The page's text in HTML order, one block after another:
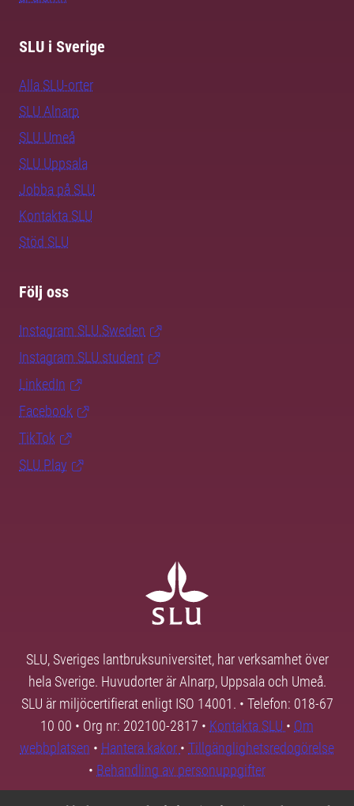
SLU i Sverige
Alla SLU-orter
SLU Alnarp
SLU Umeå
SLU Uppsala
Jobba på SLU
Kontakta SLU
Stöd SLU
Följ oss
Instagram SLU.Sweden
Instagram SLU.student
LinkedIn
Facebook
TikTok
SLU Play
SLU, Sveriges lantbruksuniversitet, har verksamhet över
hela Sverige. Huvudorter är Alnarp, Uppsala och Umeå.
SLU är miljöcertifierat enligt ISO 14001. • Telefon: 018-67
10 00 • Org nr: 202100-2817 • Kontakta SLU • Om
webbplatsen • Hantera kakor • Tillgänglighetsredogörelse
• Behandling av personuppgifter